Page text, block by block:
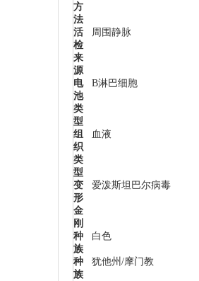
方
法
活
检
来
源
周围静脉
电
池
类
型
B淋巴细胞
组
织
类
型
血液
变
形
金
刚
爱泼斯坦巴尔病毒
种
族
白色
种
族
犹他州/摩门教